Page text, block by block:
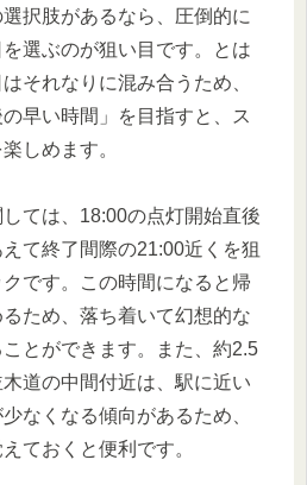
択肢があるなら、圧倒的に
選ぶのが狙い目です。とは
それなりに混み合うため、
早い時間」を目指すと、ス
しめます。
ては、18:00の点灯開始直後
て終了間際の21:00近くを狙
です。この時間になると帰
ため、落ち着いて幻想的な
とができます。また、約2.5
道の中間付近は、駅に近い
なくなる傾向があるため、
ておくと便利です。